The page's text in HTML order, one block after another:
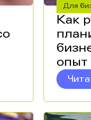
Для
Как
опыт